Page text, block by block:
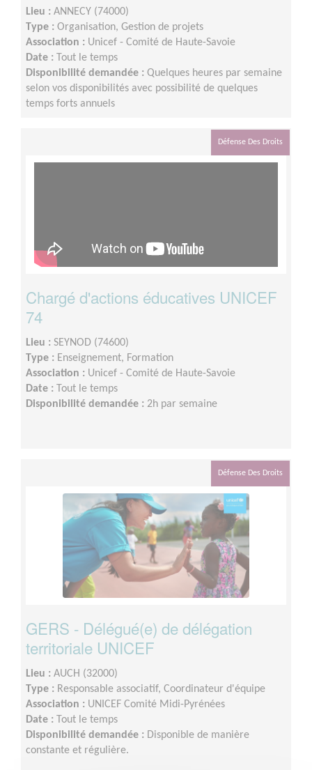
Lieu : ANNECY (74000)
Type : Organisation, Gestion de projets
Association : Unicef - Comité de Haute-Savoie
Date :
Tout le temps
Disponibilité demandée : Quelques heures par semaine
selon vos disponibilités avec possibilité de quelques
temps forts annuels
Défense Des Droits
Chargé d'actions éducatives UNICEF
74
Lieu : SEYNOD (74600)
Type : Enseignement, Formation
Association : Unicef - Comité de Haute-Savoie
Date :
Tout le temps
Disponibilité demandée : 2h par semaine
Défense Des Droits
GERS - Délégué(e) de délégation
territoriale UNICEF
Lieu : AUCH (32000)
Type : Responsable associatif, Coordinateur d'équipe
Association : UNICEF Comité Midi-Pyrénées
Date :
Tout le temps
Disponibilité demandée : Disponible de manière
constante et régulière.